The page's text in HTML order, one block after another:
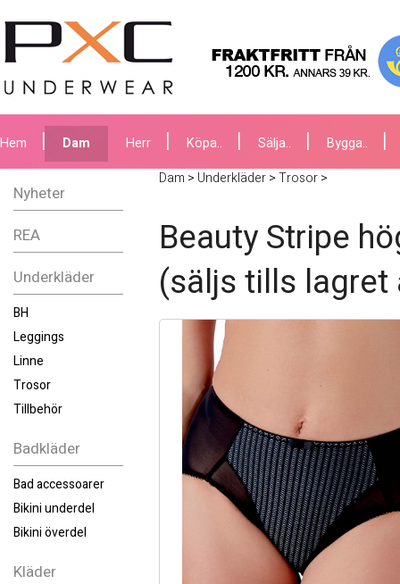
Hem Dam Herr Köpa.. Sälja.. Bygga..
Nyheter
REA
Underkläder
BH
Leggings
Linne
Trosor
Tillbehör
Badkläder
Bad accessoarer
Bikini underdel
Bikini överdel
Kläder
Dam > Underkläder>Trosor>
Beauty Stripe
(säljs tills lagret